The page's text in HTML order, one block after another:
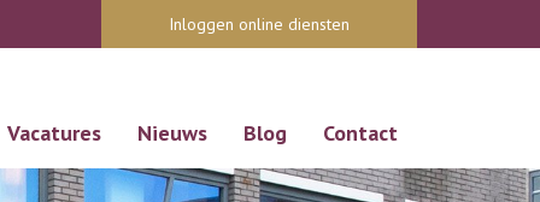
Inloggen online diensten
Vacatures Nieuws Blog Contact